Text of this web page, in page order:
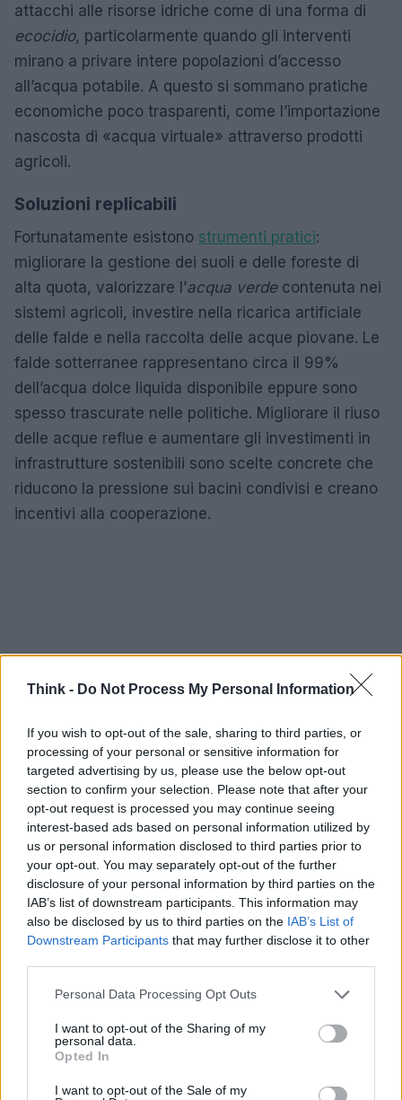
Think - Do Not Process My Personal Information
If you wish to opt-out of the sale, sharing to third parties, or
processing of your personal or sensitive information for
targeted advertising by us, please use the below opt-out
section to confirm your selection. Please note that after your
opt-out request is processed you may continue seeing
interest-based ads based on personal information utilized by
us or personal information disclosed to third parties prior to
your opt-out. You may separately opt-out of the further
disclosure of your personal information by third parties on the
IAB’s list of downstream participants. This information may
also be disclosed by us to third parties on the IAB’s List of
Downstream Participants that may further disclose it to other
Please note that this website/app uses one or more Google
not limited to your visit or usage behaviour. You may click to
grant or deny consent to Google and its third-party tags to
use your data for below specified purposes in below Google
consent section.
Personal Data Processing Opt Outs
I want to opt-out of the Sharing of my
personal data.
Opted In
I want to opt-out of the Sale of my
attacchi alle risorse idriche come di una forma di
ecocidio, particolarmente quando gli interventi
mirano a privare intere popolazioni d’accesso
all’acqua potabile. A questo si sommano pratiche
economiche poco trasparenti, come l’importazione
nascosta di «acqua virtuale» attraverso prodotti
agricoli.
Soluzioni replicabili
Fortunatamente esistono strumenti pratici:
migliorare la gestione dei suoli e delle foreste di
alta quota, valorizzare l’acqua verdecontenuta nei
sistemi agricoli, investire nella ricarica artificiale
delle falde e nella raccolta delle acque piovane. Le
falde sotterranee rappresentano circa il 99%
dell’acqua dolce liquida disponibile eppure sono
spesso trascurate nelle politiche. Migliorare il riuso
delle acque reflue e aumentare gli investimenti in
infrastrutture sostenibili sono scelte concrete che
riducono la pressione sui bacini condivisi e creano
incentivi alla cooperazione.
In conclusione, l’idea che la scarsità d’acqua
conduca inevitabilmente alla guerra è una
semplificazione pericolosa. Le caratteristiche
intrinseche dell’acqua, la dipendenza geografica
mostrano che la via della diplomazia idrica è
ricarica delle risorse e istituzioni transfrontaliere
offre una strada per trasformare una crisi
potenziale in un’opportunità di cooperazione, con